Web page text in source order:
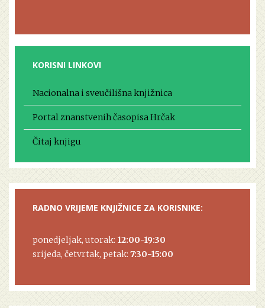
KORISNI LINKOVI
Nacionalna i sveučilišna knjižnica
Portal znanstvenih časopisa Hrčak
Čitaj knjigu
RADNO VRIJEME KNJIŽNICE ZA KORISNIKE:
ponedjeljak, utorak: 12:00-19:30
srijeda, četvrtak, petak: 7:30-15:00